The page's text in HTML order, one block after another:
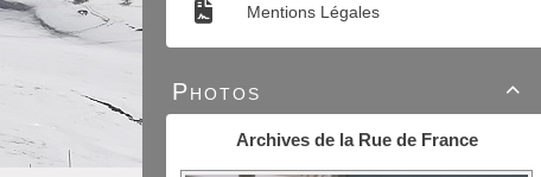
Mentions Légales

Photos
Archives de la Rue de France